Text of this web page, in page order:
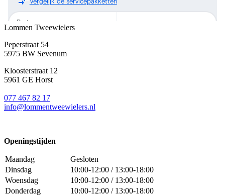
Lommen Tweewielers
Peperstraat 54
5975 BW Sevenum
Kloosterstraat 12
5961 GE Horst
077 467 82 17
info@lommentweewielers.nl
Openingstijden
Maandag
Gesloten
Dinsdag
10:00-12:00 / 13:00-18:00
Woensdag
10:00-12:00 / 13:00-18:00
Donderdag
10:00-12:00 / 13:00-18:00